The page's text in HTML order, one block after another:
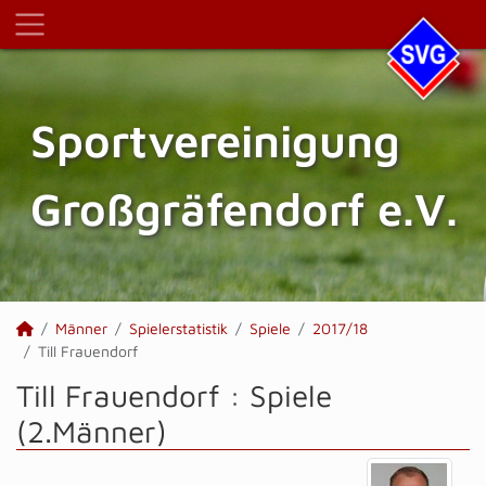
Sportvereinigung
Großgräfendorf e.V.
Männer Spielerstatistik Spiele
2017/18
Till Frauendorf
Till Frauendorf : Spiele
(2.Männer)